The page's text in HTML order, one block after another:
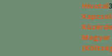
Hivatal3